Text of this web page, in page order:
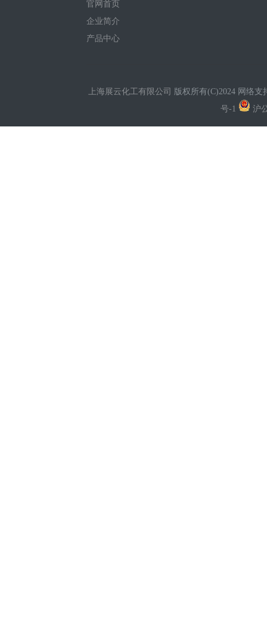
官网首页
企业简介
产品中心
上海展云化工有限公司
版权所有(C)2024 网络支
号-1
沪